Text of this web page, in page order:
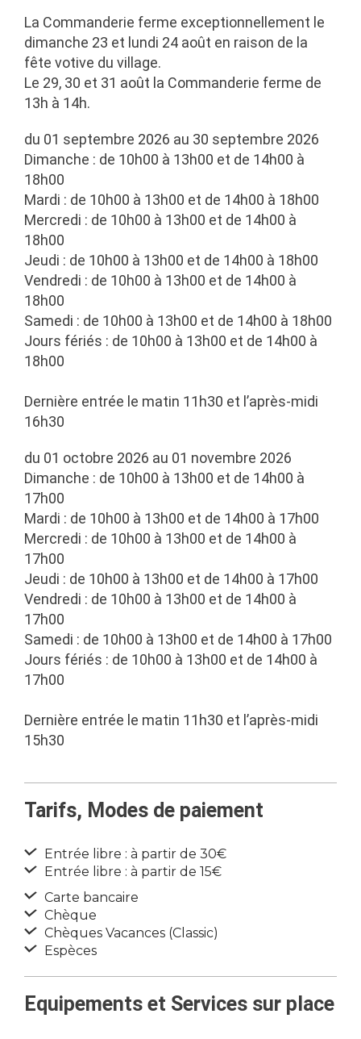
La Commanderie ferme exceptionnellement le
dimanche 23 et lundi 24 août en raison de la
fête votive du village.
Le 29, 30 et 31 août la Commanderie ferme de
13h à 14h.
du 01 septembre 2026 au 30 septembre 2026
Dimanche : de 10h00 à 13h00 et de 14h00 à
18h00
Mardi : de 10h00 à 13h00 et de 14h00 à 18h00
Mercredi : de 10h00 à 13h00 et de 14h00 à
18h00
Jeudi : de 10h00 à 13h00 et de 14h00 à 18h00
Vendredi : de 10h00 à 13h00 et de 14h00 à
18h00
Samedi : de 10h00 à 13h00 et de 14h00 à 18h00
Jours fériés : de 10h00 à 13h00 et de 14h00 à
18h00
Dernière entrée le matin 11h30 et l’après-midi
16h30
du 01 octobre 2026 au 01 novembre 2026
Dimanche : de 10h00 à 13h00 et de 14h00 à
17h00
Mardi : de 10h00 à 13h00 et de 14h00 à 17h00
Mercredi : de 10h00 à 13h00 et de 14h00 à
17h00
Jeudi : de 10h00 à 13h00 et de 14h00 à 17h00
Vendredi : de 10h00 à 13h00 et de 14h00 à
17h00
Samedi : de 10h00 à 13h00 et de 14h00 à 17h00
Jours fériés : de 10h00 à 13h00 et de 14h00 à
17h00
Dernière entrée le matin 11h30 et l’après-midi
15h30
Tarifs, Modes de paiement
Entrée libre : à partir de 30€
Entrée libre : à partir de 15€
Carte bancaire
Chèque
Chèques Vacances (Classic)
Espèces
Equipements et Services sur place